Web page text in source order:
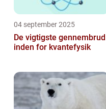
04 september 2025
De vigtigste gennembrud
inden for kvantefysik